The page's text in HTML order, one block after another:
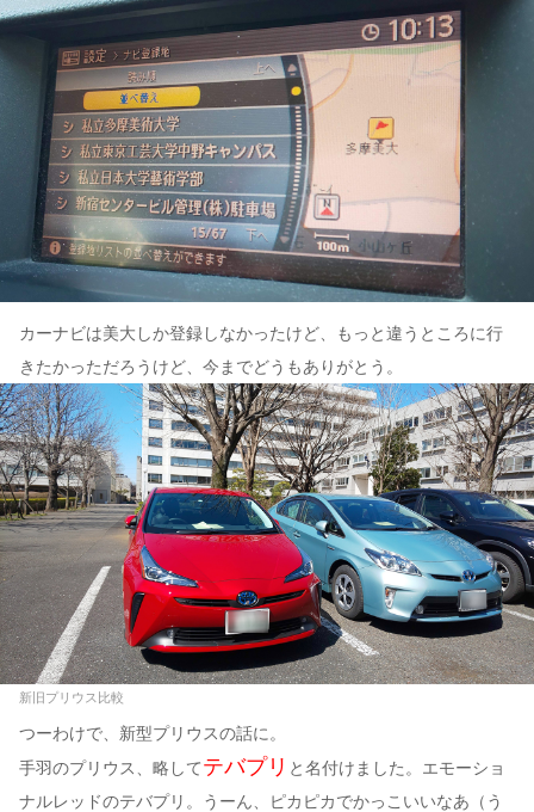
カーナビは美大しか登録しなかったけど、もっと違うところに行
きたかっただろうけど、今までどうもありがとう。
新旧プリウス比較
つーわけで、新型プリウスの話に。
手羽のプリウス、略してテバプリ と名付けました。エモーショ
ナルレッドのテバプリ。うーん、ピカピカでかっこいいなあ（う